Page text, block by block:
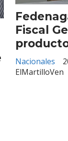
Fiscal
ElMartilloVen
Nacionales